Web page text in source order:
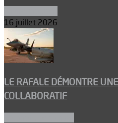
16 juillet 2026
LE RAFALE DÉMONTRE
COLLABORATIF